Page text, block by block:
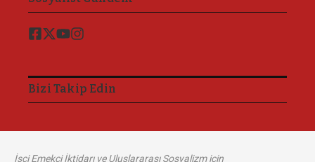
Bizi Takip Edin
İşçi Emekçi İktidarı ve Uluslararası Sosyalizm için